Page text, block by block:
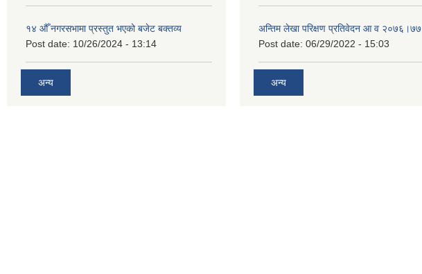
१४ औँ नगरसभामा प्रस्तुत भएको बजेट बक्तव्य
Post date: 10/26/2024 - 13:14
अन्य
अन्तिम लेखा परिक्षण प्रतिवेदन आ व २०७६।७७
Post date: 06/29/2022 - 15:03
अन्य